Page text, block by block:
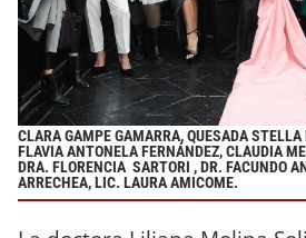
CLARA GAMPE GAMARRA, QUESADA
FLAVIA ANTONELA FERNÁNDEZ, CLAUDIA
DRA. FLORENCIA SARTORI , DR. FACUNDO
ARRECHEA, LIC. LAURA AMICOME.